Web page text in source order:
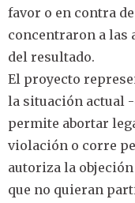
favor o en contra de
concentraron a las
del resultado.
El proyecto
la situación actual
permite abortar
violación o corre
autoriza la
que no quieran